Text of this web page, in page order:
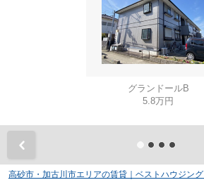
グランドールB
5.8万円
高砂市・加古川市エリアの賃貸｜ベストハウジング